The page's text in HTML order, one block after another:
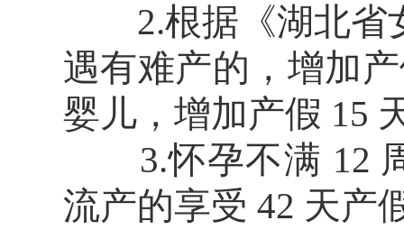
2.根据《湖北省
遇有难产的，增加
婴儿，增加产假 15
3.怀孕不满 12 周
流产的享受 42 天产